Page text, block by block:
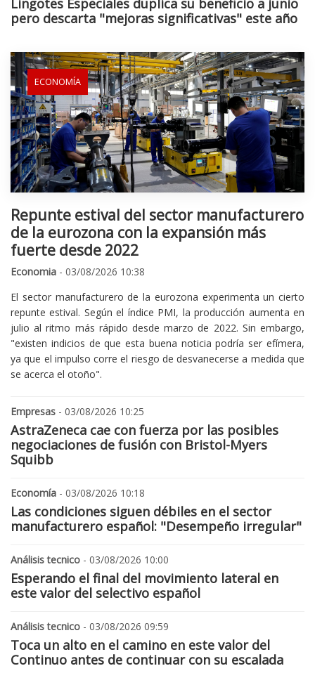
Lingotes Especiales duplica su beneficio a junio
pero descarta "mejoras significativas" este año
ECONOMÍA
Repunte estival del sector manufacturero
de la eurozona con la expansión más
fuerte desde 2022
Economia - 03/08/2026 10:38
El sector manufacturero de la eurozona experimenta un cierto
repunte estival. Según el índice PMI, la producción aumenta en
julio al ritmo más rápido desde marzo de 2022. Sin embargo,
"existen indicios de que esta buena noticia podría ser efímera,
ya que el impulso corre el riesgo de desvanecerse a medida que
se acerca el otoño".
Empresas - 03/08/2026 10:25
AstraZeneca cae con fuerza por las posibles
negociaciones de fusión con Bristol-Myers
Squibb
Economía - 03/08/2026 10:18
Las condiciones siguen débiles en el sector
manufacturero español: "Desempeño irregular"
Análisis tecnico - 03/08/2026 10:00
Esperando el final del movimiento lateral en
este valor del selectivo español
Análisis tecnico - 03/08/2026 09:59
Toca un alto en el camino en este valor del
Continuo antes de continuar con su escalada